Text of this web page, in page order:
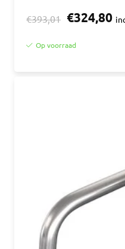
€393,01 €324,80
Op voorraad